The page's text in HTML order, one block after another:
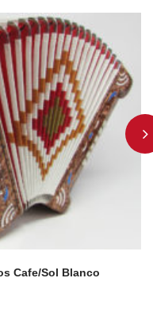
Cafe/Sol Blanco